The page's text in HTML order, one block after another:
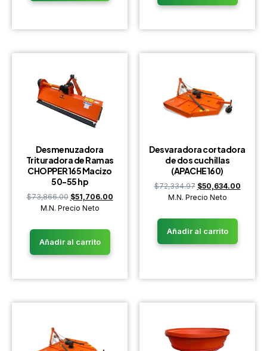
Desmenuzadora
Trituradora de Ramas
CHOPPER165 Macizo
50-55 hp
$73,866.00 $51,706.00
M.N. Precio Neto
Añadir al carrito
Desvaradora cortadora
de dos cuchillas
(APACHE160)
$72,334.97 $50,634.00
M.N. Precio Neto
Añadir al carrito